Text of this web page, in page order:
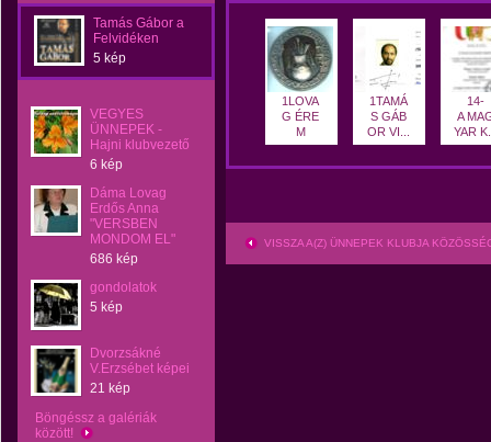
Tamás Gábor a
Felvidéken
5 kép
VEGYES
ÜNNEPEK -
Hajni klubvezető
6 kép
Dáma Lovag
Erdős Anna
"VERSBEN
MONDOM EL"
686 kép
gondolatok
5 kép
Dvorzsákné
V.Erzsébet képei
21 kép
Böngéssz a galériák
között!
1LOVA
G ÉRE
M
1TAMÁ
S GÁB
OR VI...
14-
A
YAR
VISSZA A(Z) ÜNNEPEK KLUBJA